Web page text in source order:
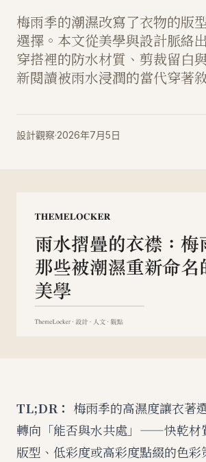
梅雨季的潮濕改寫了衣物的版
選擇。本文從美學與設計脈絡
穿搭裡的防水材質、剪裁留白
新閱讀被雨水浸潤的當代穿著
設計觀察·2026年7月5日
TL;DR： 梅雨季的高濕度讓衣著
轉向「能否與水共處」——快乾材
版型、低彩度或高彩度點綴的色